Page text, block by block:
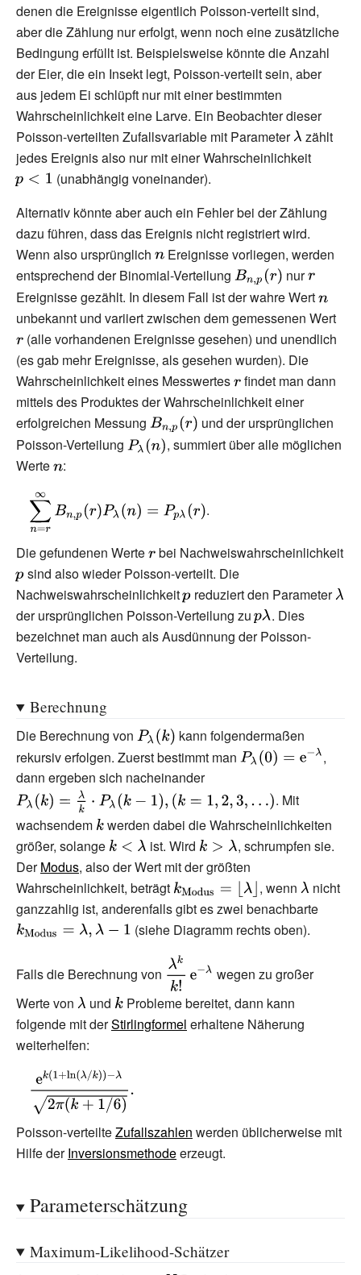
denen die Ereignisse eigentlich Poisson-verteilt sind,
aber die Zählung nur erfolgt, wenn noch eine zusätzliche
Bedingung erfüllt ist. Beispielsweise könnte die Anzahl
der Eier, die ein Insekt legt, Poisson-verteilt sein, aber
aus jedem Ei schlüpft nur mit einer bestimmten
Wahrscheinlichkeit eine Larve. Ein Beobachter dieser
Poisson-verteilten Zufallsvariable mit Parameter
\lambda }
zählt
jedes Ereignis also nur mit einer Wahrscheinlichkeit
(unabhängig voneinander).
Alternativ könnte aber auch ein Fehler bei der Zählung
dazu führen, dass das Ereignis nicht registriert wird.
Wenn also ursprünglich {\displaystyle
n}
Ereignisse vorliegen, werden
entsprechend der Binomial-Verteilung {\displaystyle
B_{n,p}(r)}
nur
r}
Ereignisse gezählt. In diesem Fall ist der wahre Wert
n}
unbekannt und variiert zwischen dem gemessenen Wert
(alle vorhandenen Ereignisse gesehen) und unendlich
(es gab mehr Ereignisse, als gesehen wurden). Die
Wahrscheinlichkeit eines Messwertes{\displaystyle
r}
findet man dann
mittels des Produktes der Wahrscheinlichkeit einer
erfolgreichen Messung {\displaystyle
B_{n,p}(r)}
und der ursprünglichen
Poisson-Verteilung {\displaystyle, summiert über alle möglichen
Werte{\displaystyle
:
{\displaystyle
\sum \limits
}B_{n,p}
(r)P_{\lambda }
(n)=P_{p\lambda
}(r)}
.
Die gefundenen Werte{\displaystyle
r}
bei Nachweiswahrscheinlichkeit
{\displaystyle
p}
sind also wieder Poisson-verteilt. Die
Nachweiswahrscheinlichkeit{\displaystyle
p}
reduziert den Parameter
der ursprünglichen Poisson-Verteilung zu{\displaystyle
p\lambda }
. Dies
bezeichnet man auch als Ausdünnung der Poisson-
Verteilung.
Berechnung
Die Berechnung von {\displaystyle
P_{\lambda }
(k)}
kann folgendermaßen
rekursiv erfolgen. Zuerst bestimmt man {\displaystyle
(0)=\mathrm
{e} ^{-
\lambda }}
,
dann ergeben sich nacheinander{\displaystyle
P_{\lambda }
(k)={\tfrac
{\lambda }
{k}}\cdot
P_{\lambda }
(k-1),
(k=1,2,3,\dotsc
. Mit
wachsendem {\displaystyle
k}
werden dabei die Wahrscheinlichkeiten
größer, solange {\displaystyle
k<\lambda }
ist. Wird {\displaystyle
k>\lambda }
, schrumpfen sie.
DerModus, also der Wert mit der größten
Wahrscheinlichkeit, beträgt {\displaystyle
k_{\mathrm
{Modus}
}=\lfloor
\lambda
\rfloor }
, wenn
\lambda }
nicht
ganzzahlig ist, anderenfalls gibt es zwei benachbarte
(siehe Diagramm rechts oben).
Falls die Berechnung von
{\displaystyle
{\frac
{\lambda
^{k}}
wegen zu großer
Werte von {\displaystyle
\lambda }
und {\displaystyle
k}
Probleme bereitet, dann kann
folgende mit derStirlingformel erhaltene Näherung
weiterhelfen:
{\displaystyle
{\frac {\mathrm
{e}
^{k(1+\ln(\lambda
/k))-\lambda }}
(k+1/6)}}}.}
Poisson-verteilteZufallszahlen werden üblicherweise mit
Hilfe derInversionsmethodeerzeugt.
Parameterschätzung
Maximum-Likelihood-Schätzer